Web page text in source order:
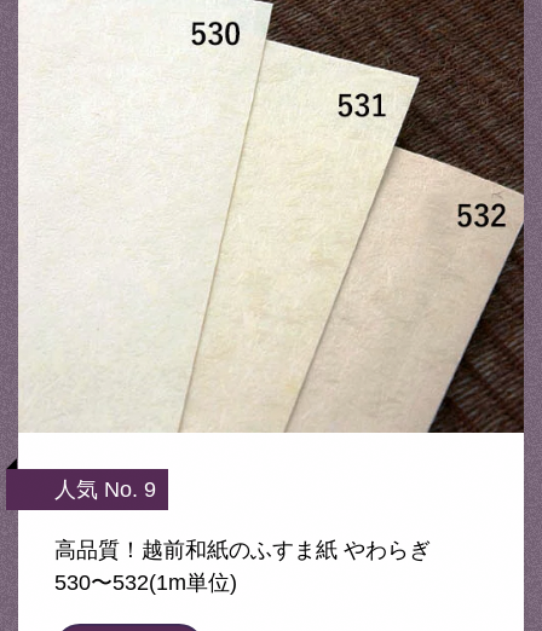
人気 No. 9
高品質！越前和紙のふすま紙 やわらぎ
530〜532(1m単位)